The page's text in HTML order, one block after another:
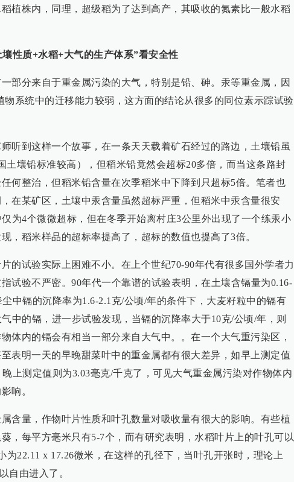
植株内，同理，超级稻为了达到高产，其吸收的氮素比一般水稻
壤性质+水稻+大气的生产体系”看安全性
部分来自于重金属污染的大气，特别是铅、砷。汞等重金属，因
物系统中的迁移能力较弱，这方面的结论从很多的同位素示踪试验
听到这样一个故事，在一条天天载着矿石经过的路边，土壤铅虽
土壤铅标准较高），但稻米铅竟然会超标20多倍，而当这条路封
何整治，但稻米铅含量在次季稻米中下降到只超标5倍。笔者也
在某矿区，土壤中汞含量虽然超标严重，但稻米中汞含量很安
为4个微微超标，但在冬季开始离村庄3公里外出现了一个练汞小
，稻米样品的超标率提高了，超标的数值也提高了3倍。
的试验实际上困难不小。在上个世纪70-90年代有很多国外学者力
试验不严密。90年代一个靠谱的试验表明，在土壤含镉量为0.16-
中镉的沉降率为1.6-2.1克/公顷/年的条件下，大麦籽粒中的镉有
气中的镉，进一步试验发现，当镉的沉降率大于10克/公顷/年，则
体内的镉会有相当一部分来自大气中。。在一个大气重污染区，
表明一天的早晚甜菜叶中的重金属都有很大差异，如早上测定值
晚上测定值则为3.03毫克/千克了，可见大气重金属污染对作物体内
响。
含量，作物叶片性质和叶孔数量对吸收量有很大的影响。有些植
，每平方毫米只有5-7个，而有研究表明，水稻叶片上的叶孔可以
为22.11 x 17.26微米，在这样的孔径下，当叶孔开张时，理论上
自由进入了。